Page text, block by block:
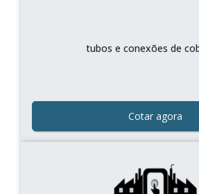
tubos e conexões de
Cotar agora